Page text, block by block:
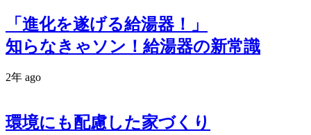
「進化を遂げる給湯器！」
知らなきゃソン！給湯器の新常識
2年 ago
環境にも配慮した家づくり